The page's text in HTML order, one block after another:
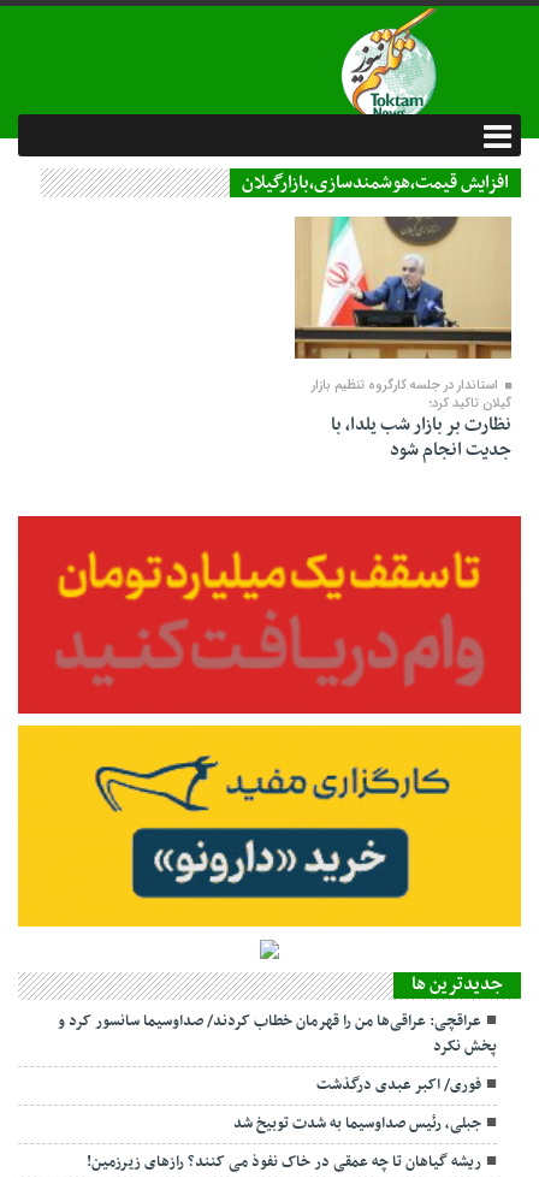
افزایش قیمت،هوشمندسازی،بازارگیلان
29 آذر 1401
استاندار در جلسه کارگروه تنظیم بازار
گیلان تاکید کرد؛
نظارت بر بازار شب یلدا، با
جدیت انجام شود
جديدترين ها
عراقچی: عراقی‌ها من را قهرمان خطاب کردند/ صداوسیما سانسور کرد و
پخش نکرد
فوری/ اکبر عبدی درگذشت
جبلی، رئیس صداوسیما به شدت توبیخ شد
ریشه گیاهان تا چه عمقی در خاک نفوذ می کنند؟ رازهای زیرزمین!